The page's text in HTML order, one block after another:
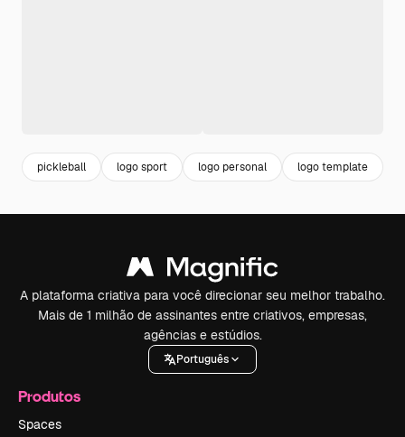
pickleball logo sport logo personal logo template
A plataforma criativa para você direcionar seu melhor trabalho.
Mais de 1 milhão de assinantes entre criativos, empresas,
agências e estúdios.
Português
Produtos
Spaces